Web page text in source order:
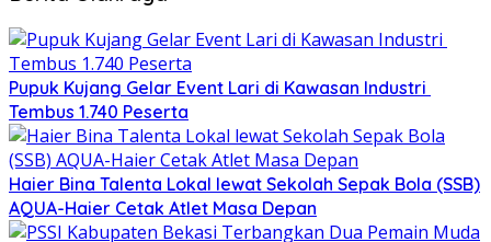
Pupuk Kujang Gelar Event Lari di Kawasan Industri
Tembus 1.740 Peserta
Haier Bina Talenta Lokal lewat Sekolah Sepak Bola (SSB)
AQUA-Haier Cetak Atlet Masa Depan